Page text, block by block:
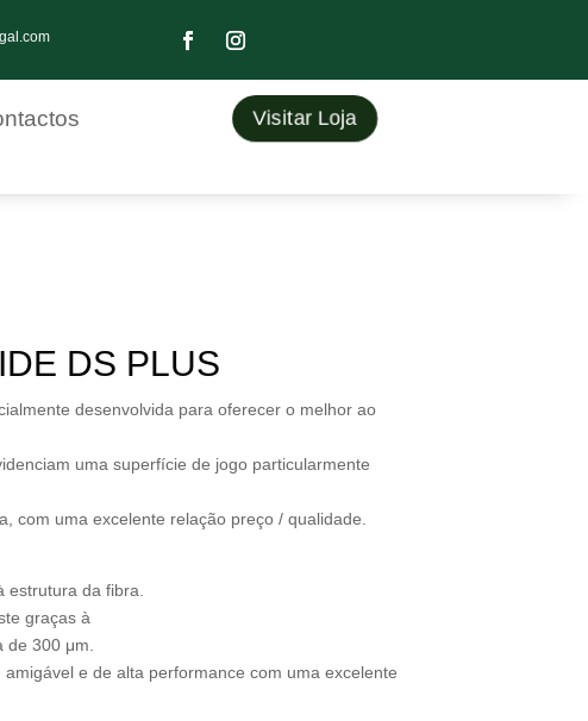
Visitar Loja
DS PLUS
desenvolvida para oferecer o melhor ao
uma superfície de jogo particularmente
com uma excelente relação preço / qualidade.
estrutura da fibra.
graças à
300 μm.
e de alta performance com uma excelente